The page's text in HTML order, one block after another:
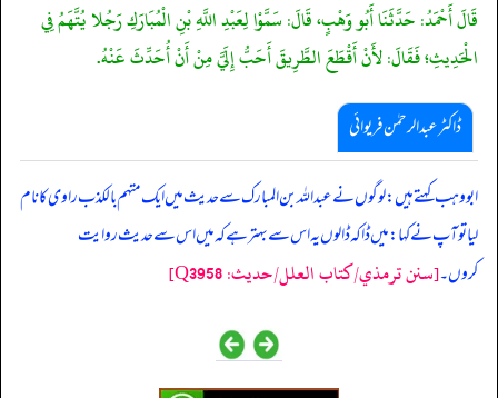
قَالَ أَحْمَدُ: حَدَّثَنَا أَبُو وَهْبٍ، قَالَ: سَمَّوْا لِعَبْدِ اللَّهِ بْنِ الْمُبَارَكِ رَجُلا يُتَّهَمُ فِي
الْحَدِيثِ؛ فَقَالَ: لأَنْ أَقْطَعَ الطَّرِيقَ أَحَبُّ إِلَيَّ مِنْ أَنْ أُحَدِّثَ عَنْهُ.
ڈاکٹر عبدالرحمٰن فریوائی
‏‏‏‏ ابووہب کہتے ہیں: لوگوں نے عبداللہ بن المبارک سے حدیث میں ایک متہم بالکذب راوی کا نام
لیا تو آپ نے کہا: میں ڈاکہ ڈالوں یہ اس سے بہتر ہے کہ میں اس سے حدیث روایت
کروں۔[سنن ترمذي/کتاب العلل/حدیث: Q3958]